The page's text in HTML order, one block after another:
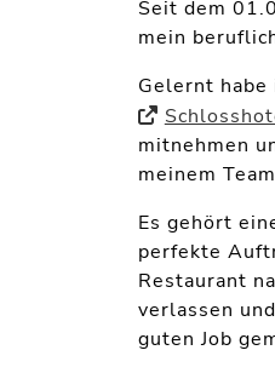
Seit dem
mein
Gelernt habe
mitnehmen
meinem
Es gehört
perfekte
Restaurant
verlassen
guten Job